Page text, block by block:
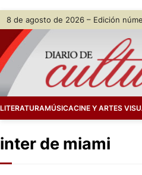
Skip
content
8 de agosto de 2026 – Edición
LITERATURAMÚSICACINE Y ARTES
inter de miami